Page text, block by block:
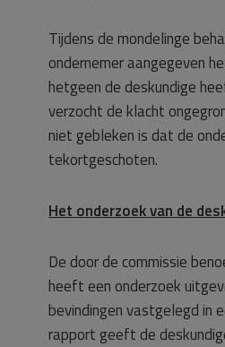
Tijdens de mondelinge
ondernemer aangegeven
hetgeen de deskundige
verzocht de klacht
niet gebleken is dat de
tekortgeschoten.
Het onderzoek van de
De door de commissie
heeft een onderzoek
bevindingen vastgelegd in
rapport geeft de